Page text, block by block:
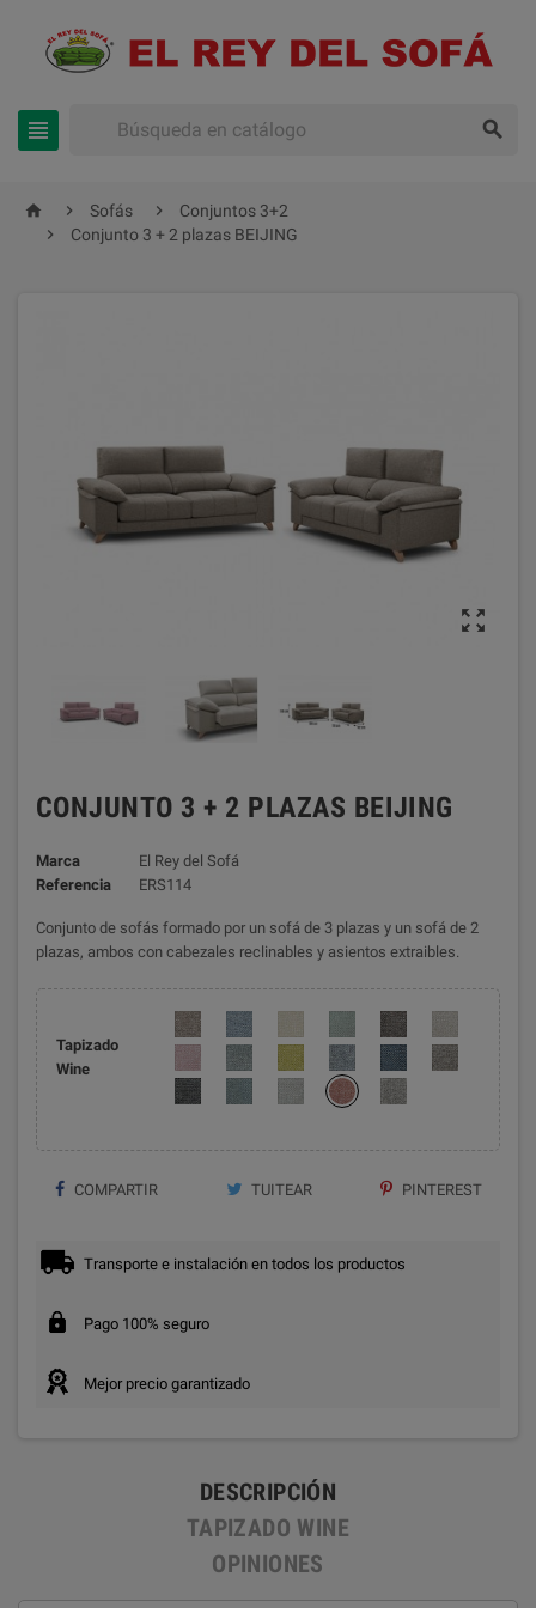
 
  Sofás 
Conjuntos 3+2

Conjunto 3 + 2 plazas BEIJING

CONJUNTO 3 + 2 PLAZAS BEIJING
Marca
El Rey del Sofá
Referencia
ERS114
Conjunto de sofás formado por un sofá de 3 plazas y un sofá de 2
plazas, ambos con cabezales reclinables y asientos extraibles.
Tapizado
Wine
COMPARTIR TUITEAR PINTEREST
Transporte e instalación en todos los productos
Pago 100% seguro
Mejor precio garantizado
DESCRIPCIÓN
TAPIZADO WINE
OPINIONES